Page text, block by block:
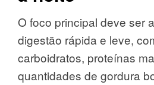
O foco principal deve ser
digestão rápida e leve,
carboidratos, proteínas
quantidades de gordura